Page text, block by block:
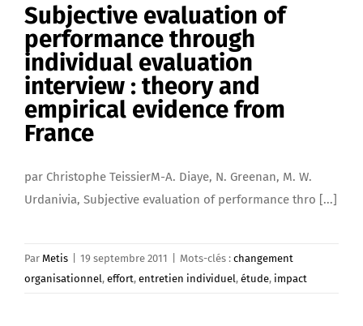
Subjective evaluation of
performance through
individual evaluation
interview : theory and
empirical evidence from
France
par Christophe TeissierM-A. Diaye, N. Greenan, M. W.
Urdanivia, Subjective evaluation of performance thro [...]
Par Metis 19 septembre 2011 Mots-clés : changement
organisationnel, effort, entretien individuel, étude, impact